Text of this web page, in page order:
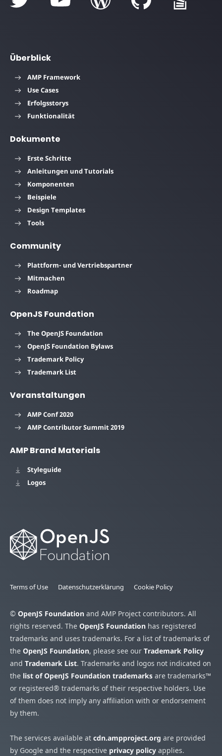
Überblick
AMP Framework
Use Cases
Erfolgsstorys
Funktionalität
Dokumente
Erste Schritte
Anleitungen und Tutorials
Komponenten
Beispiele
Design Templates
Tools
Community
Plattform- und Vertriebspartner
Mitmachen
Roadmap
OpenJS Foundation
The OpenJS Foundation
OpenJS Foundation Bylaws
Trademark Policy
Trademark List
Veranstaltungen
AMP Conf 2020
AMP Contributor Summit 2019
AMP Brand Materials
Styleguide
Logos
Terms of Use Datenschutzerklärung Cookie Policy
© OpenJS Foundation and AMP Project contributors. All
rights reserved. The OpenJS Foundation has registered
trademarks and uses trademarks. For a list of trademarks of
the OpenJS Foundation, please see our Trademark Policy
and Trademark List. Trademarks and logos not indicated on
the list of OpenJS Foundation trademarks are trademarks™
or registered® trademarks of their respective holders. Use
of them does not imply any affiliation with or endorsement
by them.
The services available at cdn.ampproject.org are provided
by Google and the respective privacy policy applies.